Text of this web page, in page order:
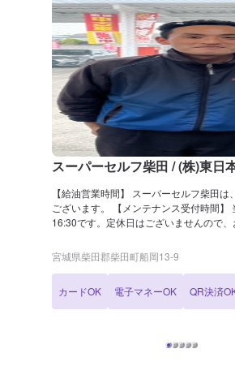
スーパーセルフ柴田 / (株)東日
【給油営業時間】 スーパーセルフ柴田は
ございます。 【メンテナンス受付時間】 当店の作業受付時間は9:00-
16:30です。定休日はございませんので
募集中です！ 新規入会でBOXティッシュ
特典もございます。 【国家資格保持者が在籍】 当店は3級整備士が2
【当店までのアクセス】 国道4号線(柴田
す。出光(アポロステーション)マークが目
宮城県柴田郡柴田町船岡13-9
カードOK 電子マネーOK QR決済